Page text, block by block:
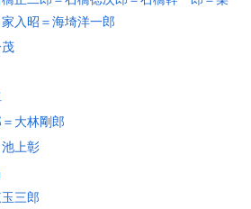
入昭＝海埼洋一郎
茂
＝大林剛郎
池上彰
玉三郎